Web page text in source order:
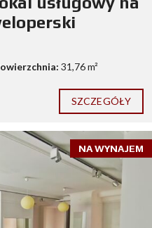
31,76 m²
SZCZEGÓŁY
NA WYNAJEM